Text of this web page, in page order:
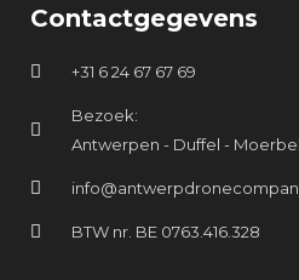
Contactgegevens
+31 6 24 67 67 69
Bezoek:
Antwerpen - Duffel -
BTW nr. BE 0763.416.328